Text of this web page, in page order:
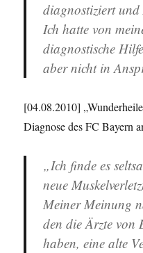
diagnostiziert und
Ich hatte von
diagnostische
aber nicht in
[04.08.2010]
Diagnose des FC Bayern
„Ich finde es
neue
Meiner Meinung
den die Ärzte von
haben, eine alte